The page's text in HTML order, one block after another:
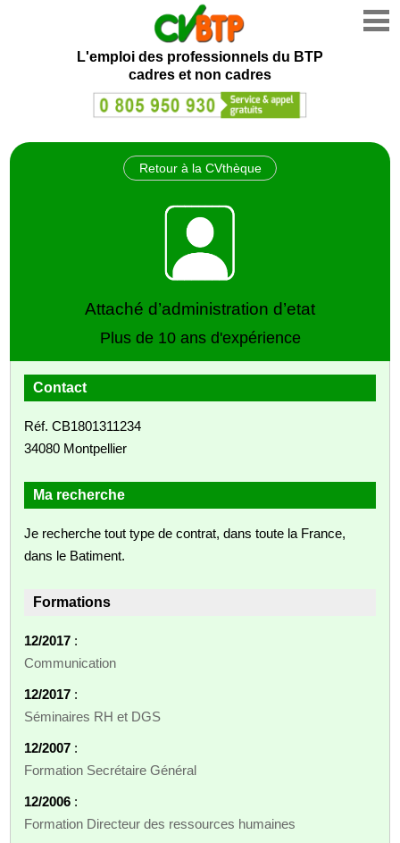
L'emploi des professionnels du BTP
cadres et non cadres
Retour à la CVthèque
Attaché d’administration d’etat
Plus de 10 ans d'expérience
Contact
Réf. CB1801311234
34080 Montpellier
Ma recherche
Je recherche tout type de contrat, dans toute la France,
dans le Batiment.
Formations
12/2017 :
Communication
12/2017 :
Séminaires RH et DGS
12/2007 :
Formation Secrétaire Général
12/2006 :
Formation Directeur des ressources humaines